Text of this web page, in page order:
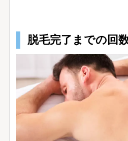
脱毛完了までの回